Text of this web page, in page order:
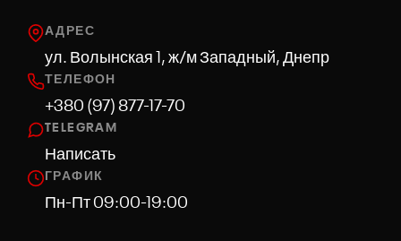
АДРЕС
ул. Волынская 1, ж/м Западный, Днепр
ТЕЛЕФОН
+380 (97) 877-17-70
TELEGRAM
Написать
ГРАФИК
Пн-Пт 09:00-19:00
Нажимая, вы соглашаетесь с обработкой персональных данных